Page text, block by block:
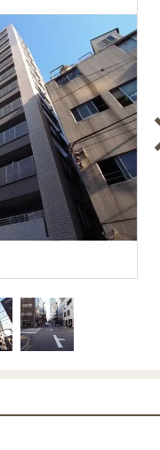
事業
住宅ローンシミ
購入ガイド
周辺相場検索
売却ガイド
本社地図